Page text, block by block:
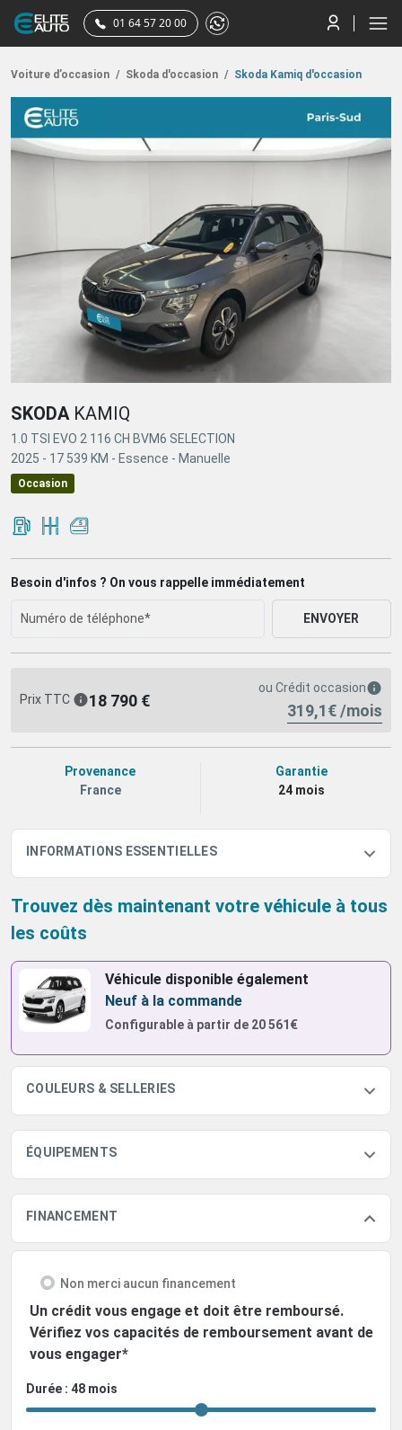
01 64 57 20 00
Voiture d’occasion / Skoda d'occasion / Skoda Kamiq d'occasion
SKODAKAMIQ
1.0 TSI EVO 2 116 CH BVM6 SELECTION
2025 - 17 539 KM - Essence - Manuelle
Occasion
Besoin d'infos ? On vous rappelle immédiatement
ENVOYER
Prix TTC 18 790 €
ou Crédit occasion
319,1€ /mois
Provenance
France
Garantie
24 mois
INFORMATIONS ESSENTIELLES
Trouvez dès maintenant votre véhicule à tous
les coûts
Véhicule disponible également
Neuf à la commande
Configurable à partir de20 561€
COULEURS & SELLERIES
ÉQUIPEMENTS
FINANCEMENT
Non merci aucun financement
Un crédit vous engage et doit être remboursé.
Vérifiez vos capacités de remboursement avant de
vous engager*
Durée : 48 mois